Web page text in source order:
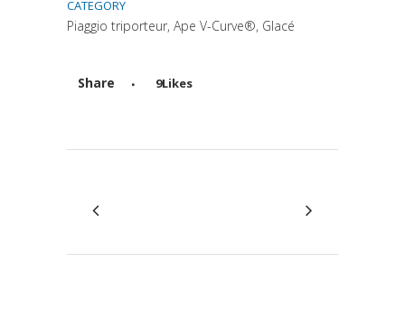
CATEGORY
Piaggio triporteur, Ape V-Curve®, Glacé
Share
Attiva comando
9Likes